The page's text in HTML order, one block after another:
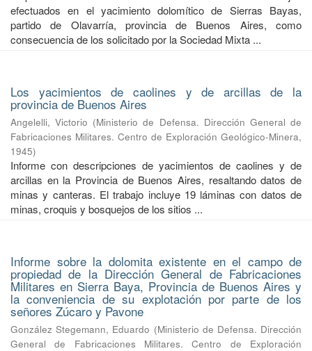
efectuados en el yacimiento dolomítico de Sierras Bayas,
partido de Olavarría, provincia de Buenos Aires, como
consecuencia de los solicitado por la Sociedad Mixta ...
Los yacimientos de caolines y de arcillas de la
provincia de Buenos Aires
Angelelli, Victorio (Ministerio de Defensa. Dirección General de
Fabricaciones Militares. Centro de Exploración Geológico-Minera,
1945)
Informe con descripciones de yacimientos de caolines y de
arcillas en la Provincia de Buenos Aires, resaltando datos de
minas y canteras. El trabajo incluye 19 láminas con datos de
minas, croquis y bosquejos de los sitios ...
Informe sobre la dolomita existente en el campo de
propiedad de la Dirección General de Fabricaciones
Militares en Sierra Baya, Provincia de Buenos Aires y
la conveniencia de su explotación por parte de los
señores Zúcaro y Pavone
González Stegemann, Eduardo (Ministerio de Defensa. Dirección
General de Fabricaciones Militares. Centro de Exploración